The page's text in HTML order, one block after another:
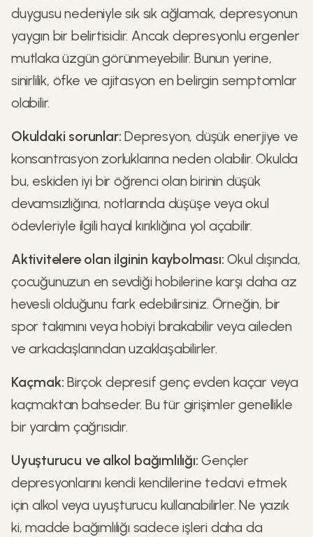
duygusu nedeniyle sık sık ağlamak, depresyonun
yaygın bir belirtisidir. Ancak depresyonlu ergenler
mutlaka üzgün görünmeyebilir. Bunun yerine,
sinirlilik, öfke ve ajitasyon en belirgin semptomlar
olabilir.
Okuldaki sorunlar: Depresyon, düşük enerjiye ve
konsantrasyon zorluklarına neden olabilir. Okulda
bu, eskiden iyi bir öğrenci olan birinin düşük
devamsızlığına, notlarında düşüşe veya okul
ödevleriyle ilgili hayal kırıklığına yol açabilir.
Aktivitelere olan ilginin kaybolması: Okul dışında,
çocuğunuzun en sevdiği hobilerine karşı daha az
hevesli olduğunu fark edebilirsiniz. Örneğin, bir
spor takımını veya hobiyi bırakabilir veya aileden
ve arkadaşlarından uzaklaşabilirler.
Kaçmak: Birçok depresif genç evden kaçar veya
kaçmaktan bahseder. Bu tür girişimler genellikle
bir yardım çağrısıdır.
Uyuşturucu ve alkol bağımlılığı: Gençler
depresyonlarını kendi kendilerine tedavi etmek
için alkol veya uyuşturucu kullanabilirler. Ne yazık
ki, madde bağımlılığı sadece işleri daha da